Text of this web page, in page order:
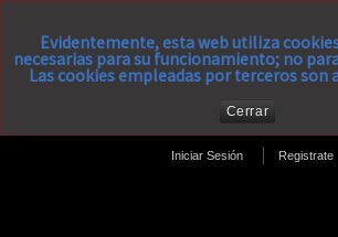
Evidentemente, esta web utiliza
necesarias para su funcionamiento; no
Las cookies empleadas por terceros son
Cerrar
Iniciar Sesión Registrate